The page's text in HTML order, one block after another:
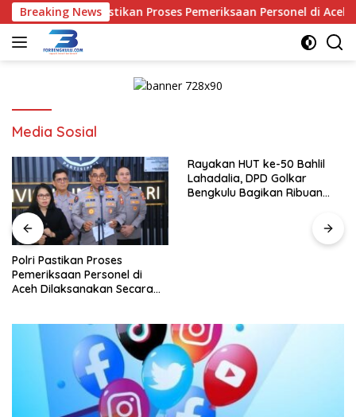
Langsung
ke
konten
Breaking News
Polri Pastikan Proses Pemeriksaan Personel di Aceh
Media Sosial
Polri Pastikan Proses
Pemeriksaan Personel di
Aceh Dilaksanakan Secara
Rayakan HUT ke-50 Bahlil
Lahadalia, DPD Golkar
Bengkulu Bagikan Ribuan